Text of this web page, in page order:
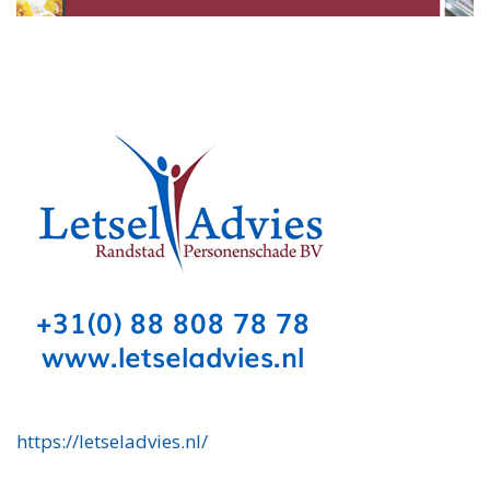
https://letseladvies.nl/